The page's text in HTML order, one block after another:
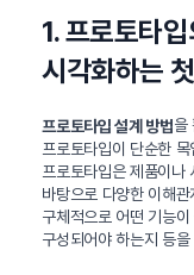
1. 프로토타
시각화하는
프로토타입 설계 방법을
프로토타입이 단순한
프로토타입은 제품이나
바탕으로 다양한 이해
구체적으로 어떤 기능
구성되어야 하는지 등